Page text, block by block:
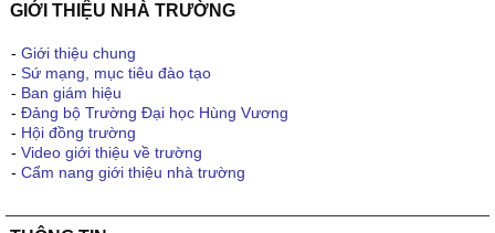
GIỚI THIỆU NHÀ TRƯỜNG
- Giới thiệu chung
- Sứ mạng, mục tiêu đào tạo
- Ban giám hiệu
- Đảng bộ Trường Đại học Hùng Vương
- Hội đồng trường
- Video giới thiệu về trường
- Cẩm nang giới thiệu nhà trường